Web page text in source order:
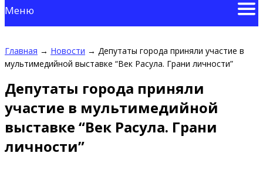
Меню
Главная → Новости → Депутаты города приняли участие в
мультимедийной выставке “Век Расула. Грани личности”
Депутаты города приняли
участие в мультимедийной
выставке “Век Расула. Грани
личности”